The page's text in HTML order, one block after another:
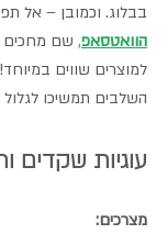
בבלוג. וכמובן – אל
הוואטסאפ, שם מחכים
למוצרים שווים
השלבים תמשיכו לגלול
עוגיות שקדים
מצרכים: